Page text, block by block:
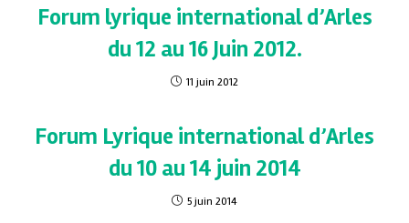
Forum lyrique international d’Arles
du 12 au 16 Juin 2012.
11 juin 2012
Forum Lyrique international d’Arles
du 10 au 14 juin 2014
5 juin 2014